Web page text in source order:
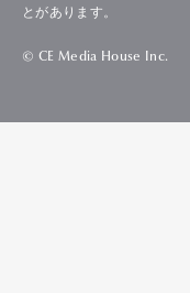
とがあります。
© CE Media House Inc.